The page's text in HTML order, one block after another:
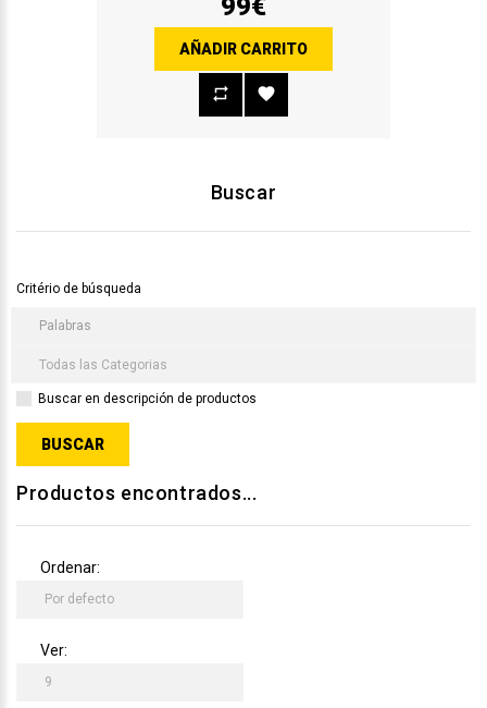
99€
AÑADIR CARRITO
Buscar
Critério de búsqueda
Buscar en descripción de productos
Productos encontrados...
Ordenar:
Ver: